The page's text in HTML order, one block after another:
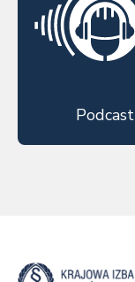
Podcast